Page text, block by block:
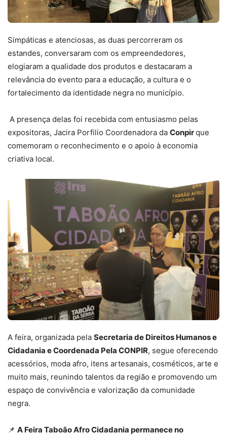
Simpáticas e atenciosas, as duas percorreram os
estandes, conversaram com os empreendedores,
elogiaram a qualidade dos produtos e destacaram a
relevância do evento para a educação, a cultura e o
fortalecimento da identidade negra no município.
A presença delas foi recebida com entusiasmo pelas
expositoras, Jacira Porfilio Coordenadora da Conpirque
comemoram o reconhecimento e o apoio à economia
criativa local.
A feira, organizada pela Secretaria de Direitos Humanos e
Cidadania e Coordenada Pela CONPIR, segue oferecendo
acessórios, moda afro, itens artesanais, cosméticos, arte e
muito mais, reunindo talentos da região e promovendo um
espaço de convivência e valorização da comunidade
negra.
📌 A Feira Taboão Afro Cidadania permanece no